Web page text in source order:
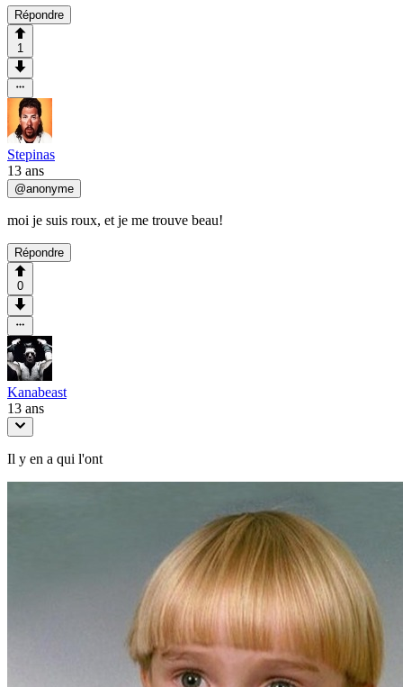
Répondre
1
Stepinas
13 ans
@anonyme
moi je suis roux, et je me trouve beau!
Répondre
0
Kanabeast
13 ans
Il y en a qui l'ont